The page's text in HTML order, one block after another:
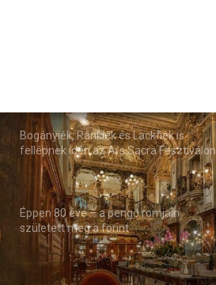
Bogányiék, Ránkiék és Lackfiék is
fellépnek idén az Ars Sacra Fesztiválon
Éppen 80 éve – a pengő romjain
született meg a forint